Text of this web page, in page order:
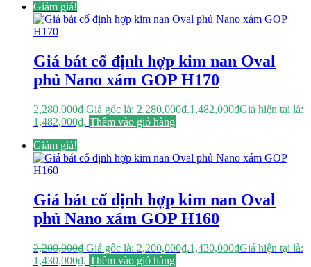
Giảm giá!
Giá bát cố định hợp kim nan Oval
phủ Nano xám GOP H170
2,280,000₫ Giá gốc là: 2,280,000₫.1,482,000₫Giá hiện tại là:
1,482,000₫. Thêm vào giỏ hàng
Giảm giá!
Giá bát cố định hợp kim nan Oval
phủ Nano xám GOP H160
2,200,000₫ Giá gốc là: 2,200,000₫.1,430,000₫Giá hiện tại là:
1,430,000₫. Thêm vào giỏ hàng